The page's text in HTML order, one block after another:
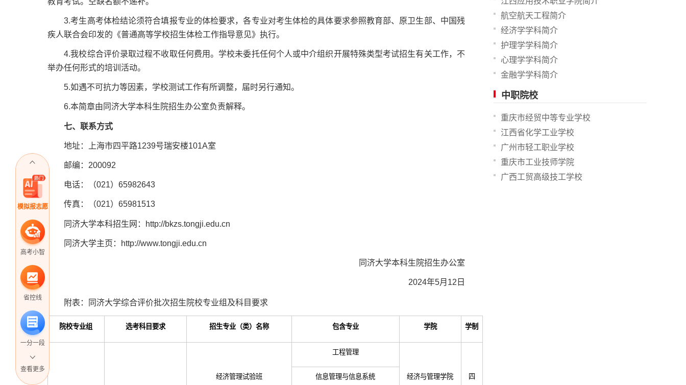
模拟报志愿
高考小智
省控线
一分一段
查看更多
3.考生高考体检结论须符合填报专业的体检要求，各专业对考生体检的具体要求参照教育部、原卫生部、中国残
疾人联合会印发的《普通高等学校招生体检工作指导意见》执行。
4.我校综合评价录取过程不收取任何费用。学校未委托任何个人或中介组织开展特殊类型考试招生有关工作，不
举办任何形式的培训活动。
5.如遇不可抗力等因素，学校测试工作有所调整，届时另行通知。
6.本简章由同济大学本科生院招生办公室负责解释。
七、联系方式
地址：上海市四平路1239号瑞安楼101A室
邮编：200092
电话：（021）65982643
传真：（021）65981513
同济大学本科招生网：http://bkzs.tongji.edu.cn
同济大学主页：http://www.tongji.edu.cn
同济大学本科生院招生办公室
2024年5月12日
附表：同济大学综合评价批次招生院校专业组及科目要求
院校专业组 选考科目要求 招生专业（类）名称 包含专业 学院 学制
经济管理试验班
工程管理
经济与管理学院 四
信息管理与信息系统
航空航天工程简介
经济学学科简介
护理学学科简介
心理学学科简介
金融学学科简介
中职院校
重庆市经贸中等专业学校
江西省化学工业学校
广州市轻工职业学校
重庆市工业技师学院
广西工贸高级技工学校